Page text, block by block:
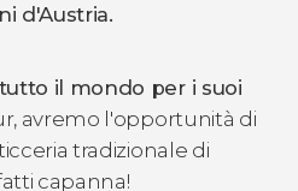
d'Austria.
il mondo per i suoi
avremo l'opportunità di
tradizionale di
capanna!